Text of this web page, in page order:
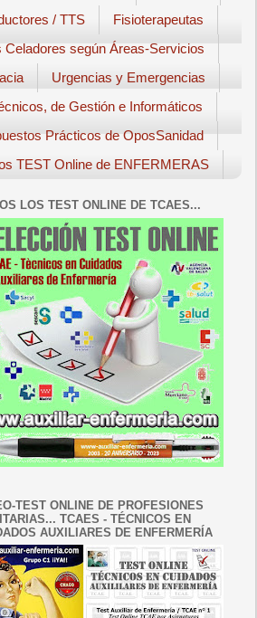
/ TTS
Fisioterapeutas
Celadores según Áreas-Servicios
Urgencias y Emergencias
de Gestión e Informáticos
Prácticos de OposSanidad
TEST Online de ENFERMERAS
LOS TEST ONLINE DE TCAES...
TEST ONLINE DE PROFESIONES
TCAES - TÉCNICOS EN
AUXILIARES DE ENFERMERÍA